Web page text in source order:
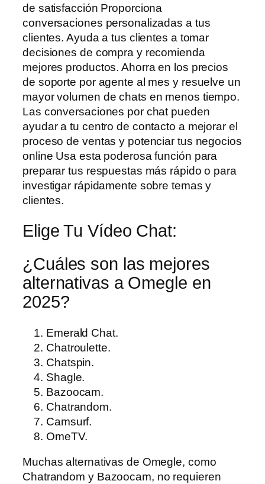
de satisfacción Proporciona
conversaciones personalizadas a tus
clientes. Ayuda a tus clientes a tomar
decisiones de compra y recomienda
mejores productos. Ahorra en los precios
de soporte por agente al mes y resuelve un
mayor volumen de chats en menos tiempo.
Las conversaciones por chat pueden
ayudar a tu centro de contacto a mejorar el
proceso de ventas y potenciar tus negocios
online Usa esta poderosa función para
preparar tus respuestas más rápido o para
investigar rápidamente sobre temas y
clientes.
Elige Tu Vídeo Chat:
¿Cuáles son las mejores
alternativas a Omegle en
2025?
Emerald Chat.
Chatroulette.
Chatspin.
Shagle.
Bazoocam.
Chatrandom.
Camsurf.
OmeTV.
Muchas alternativas de Omegle, como
Chatrandom y Bazoocam, no requieren